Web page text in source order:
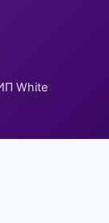
White